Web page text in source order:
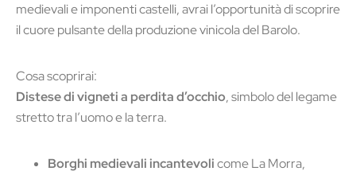
medievali e imponenti castelli, avrai l’opportunità di scoprire
il cuore pulsante della produzione vinicola del Barolo.
Cosa scoprirai:
Distese di vigneti a perdita d’occhio, simbolo del legame
stretto tra l’uomo e la terra.
Borghi medievali incantevolicome La Morra,